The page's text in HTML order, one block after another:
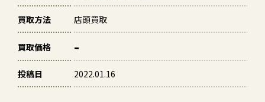
買取方法 店頭買取
買取価格 -
投稿日 2022.01.16